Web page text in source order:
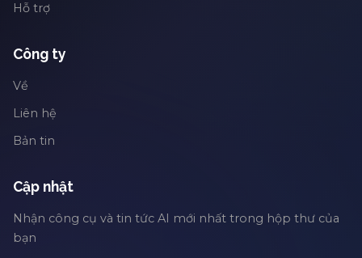
Hỗ trợ
Công ty
Về
Liên hệ
Bản tin
Cập nhật
Nhận công cụ và tin tức AI mới nhất trong hộp thư của
bạn